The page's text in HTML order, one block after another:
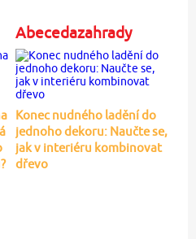
Abecedazahrady
Konec nudného ladění do
jednoho dekoru: Naučte se,
jak v interiéru kombinovat
dřevo